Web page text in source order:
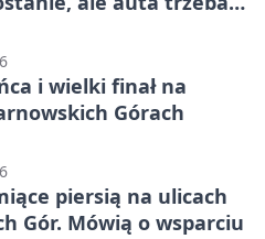
i wielki finał na
Górach
piersią na ulicach
Gór. Mówią o wsparciu